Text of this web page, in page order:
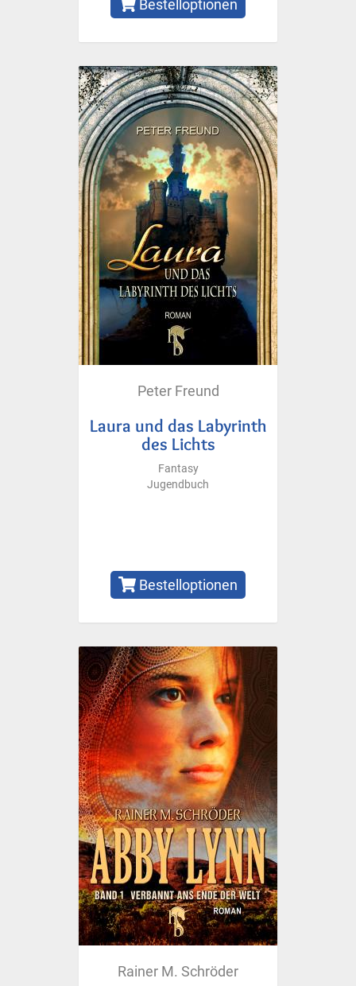
Bestelloptionen
Peter Freund
Laura und das Labyrinth
des Lichts
Fantasy
Jugendbuch
Bestelloptionen
Rainer M. Schröder